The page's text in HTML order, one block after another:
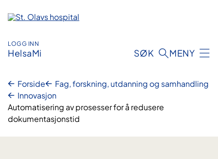
innhold
LOGG INN
HelsaMi SØK MENY
Forside
Fag, forskning, utdanning og samhandling
Innovasjon
Automatisering av prosesser for å redusere
dokumentasjonstid